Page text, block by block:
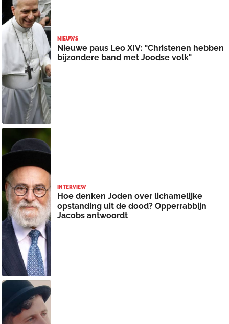
NIEUWS
Nieuwe paus Leo XIV: "Christenen hebben
bijzondere band met Joodse volk"
INTERVIEW
Hoe denken Joden over lichamelijke
opstanding uit de dood? Opperrabbijn
Jacobs antwoordt